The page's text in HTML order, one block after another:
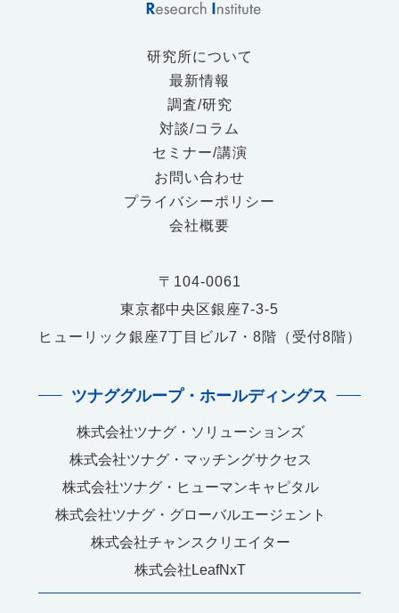
研究所について
最新情報
調査/研究
対談/コラム
セミナー/講演
お問い合わせ
プライバシーポリシー
会社概要
〒104-0061
東京都中央区銀座7-3-5
ヒューリック銀座7丁目ビル7・8階（受付8階）
ツナググループ・ホールディングス
株式会社ツナグ・ソリューションズ
株式会社ツナグ・マッチングサクセス
株式会社ツナグ・ヒューマンキャピタル
株式会社ツナグ・グローバルエージェント
株式会社チャンスクリエイター
株式会社LeafNxT